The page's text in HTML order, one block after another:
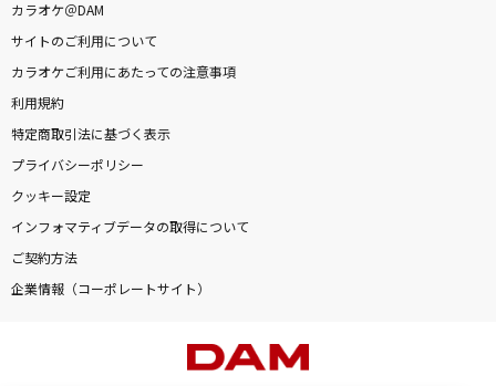
カラオケ＠DAM
サイトのご利用について
カラオケご利用にあたっての注意事項
利用規約
特定商取引法に基づく表示
プライバシーポリシー
クッキー設定
インフォマティブデータの取得について
ご契約方法
企業情報（コーポレートサイト）